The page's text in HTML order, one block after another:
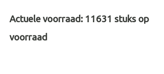
Actuele voorraad: 11631 stuks op
voorraad